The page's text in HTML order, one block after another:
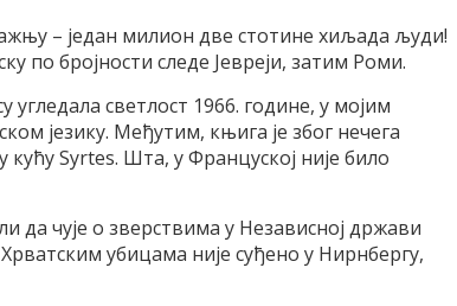
– један милион две стотине хиљада људи!
по бројности следе Јевреји, затим Роми.
светлост 1966. године, у мојим
језику. Међутим, књига је због нечега
кућу Syrtes. Шта, у Француској није било
да чује о зверствима у Независној држави
Хрватским убицама није суђено у Нирнбергу,